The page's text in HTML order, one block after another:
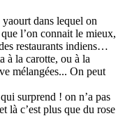
dans lequel on
l’on connait le mieux,
restaurants indiens…
à la carotte, ou à la
mélangées... On peut
surprend ! on n’a pas
là c’est plus que du rose